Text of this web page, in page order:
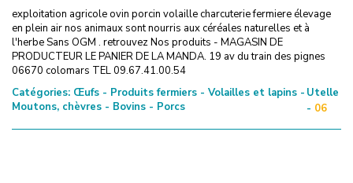
exploitation agricole ovin porcin volaille charcuterie fermiere élevage
en plein air nos animaux sont nourris aux céréales naturelles et à
l'herbe Sans OGM . retrouvez Nos produits - MAGASIN DE
PRODUCTEUR LE PANIER DE LA MANDA. 19 av du train des pignes
06670 colomars TEL 09.67.41.00.54
Catégories: Œufs - Produits fermiers - Volailles et lapins -
Moutons, chèvres - Bovins - Porcs
Utelle
- 06